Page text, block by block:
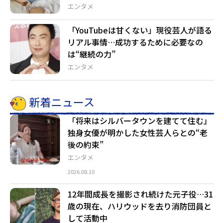
エンタメ
エンタメ
「YouTubeは甘くない」現役芸人が語る
リアル事情…成功するために必要なの
は“継続の力”
新着ニュース
エンタメ
「将来はシルバータウンを建てて住む」
独身女優が明かした女性芸人らとの“老
後の約束”
2026.08.10
12年間成長を撮影され続けた元子役…31
歳の現在、ハリウッドを去り消防団員と
して活動中